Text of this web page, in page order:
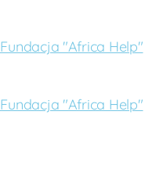
"Africa Help"
"Africa Help"